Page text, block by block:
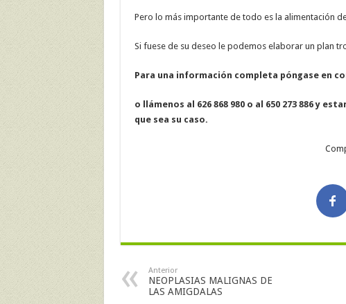
Pero lo más importante de todo es la alimentación
Si fuese de su deseo le podemos elaborar un plan
Para una información completa póngase en
o llámenos al 626 868 980 o al 650 273 886 y
que sea su caso.
Anterior
NEOPLASIAS MALIGNAS DE
LAS AMIGDALAS